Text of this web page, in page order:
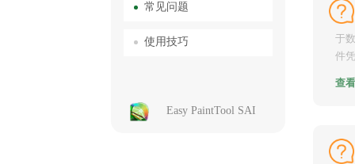
常见问题
使用技巧
Easy PaintTool SAI
于
件
查